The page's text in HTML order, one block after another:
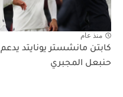
منذ عام
كابتن مانشستر يونايتد يدعم
حنبعل المجبري